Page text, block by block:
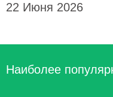
22 Июня 2026
Наиболее